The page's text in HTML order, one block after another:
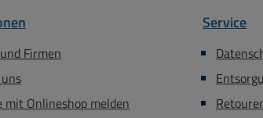
Firmen
mit Onlineshop melden
Service